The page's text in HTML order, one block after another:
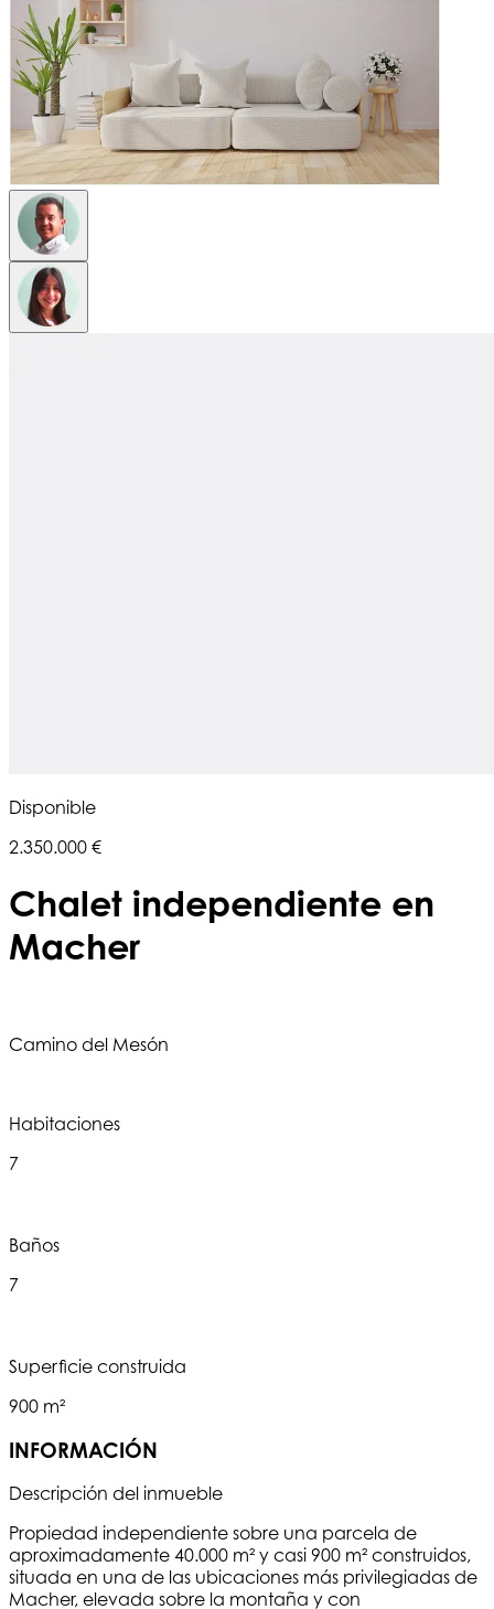
Disponible
2.350.000 €
Chalet independiente en
Macher
Camino del Mesón
Habitaciones
7
Baños
7
Superficie construida
900 m²
INFORMACIÓN
Descripción del inmueble
Propiedad independiente sobre una parcela de
aproximadamente 40.000 m² y casi 900 m² construidos,
situada en una de las ubicaciones más privilegiadas de
Macher, elevada sobre la montaña y con